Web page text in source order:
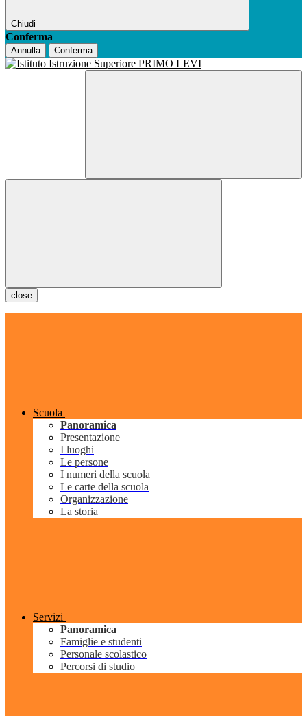
Chiudi
Conferma
Annulla Conferma
close
Scuola
Panoramica
Presentazione
I luoghi
Le persone
I numeri della scuola
Le carte della scuola
Organizzazione
La storia
Servizi
Panoramica
Famiglie e studenti
Personale scolastico
Percorsi di studio